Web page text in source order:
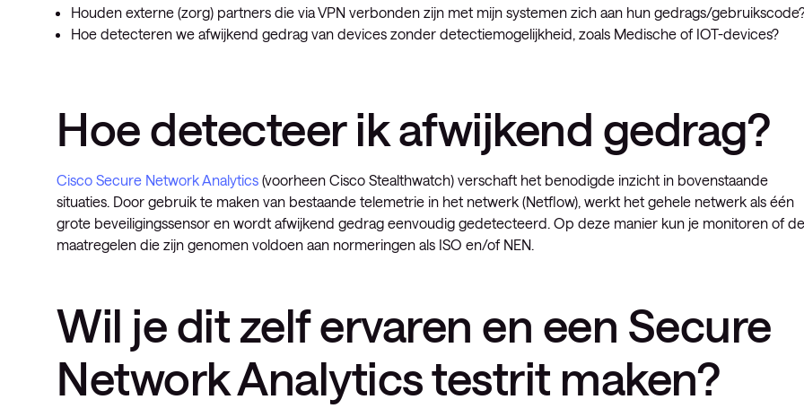
Houden externe (zorg) partners die via VPN verbonden zijn met mijn systemen zich aan hun gedrags/
Hoe detecteren we afwijkend gedrag van devices zonder detectiemogelijkheid, zoals Medische of IOT-devices?
Hoe detecteer ik afwijkend gedrag?
Cisco Secure Network Analytics (voorheen Cisco Stealthwatch) verschaft het benodigde inzicht in bovenstaande
situaties. Door gebruik te maken van bestaande telemetrie in het netwerk (Netflow), werkt het gehele netwerk als één
grote beveiligingssensor en wordt afwijkend gedrag eenvoudig gedetecteerd. Op deze manier kun je monitoren of de
maatregelen die zijn genomen voldoen aan normeringen als ISO en/of NEN.
Wil je dit zelf ervaren en een Secure
Network Analytics testrit maken?